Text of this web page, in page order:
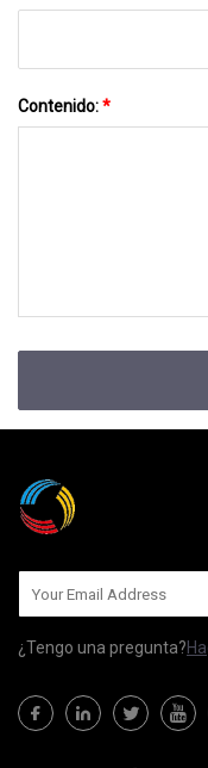
Contenido:*
¿Tengo una pregunta?